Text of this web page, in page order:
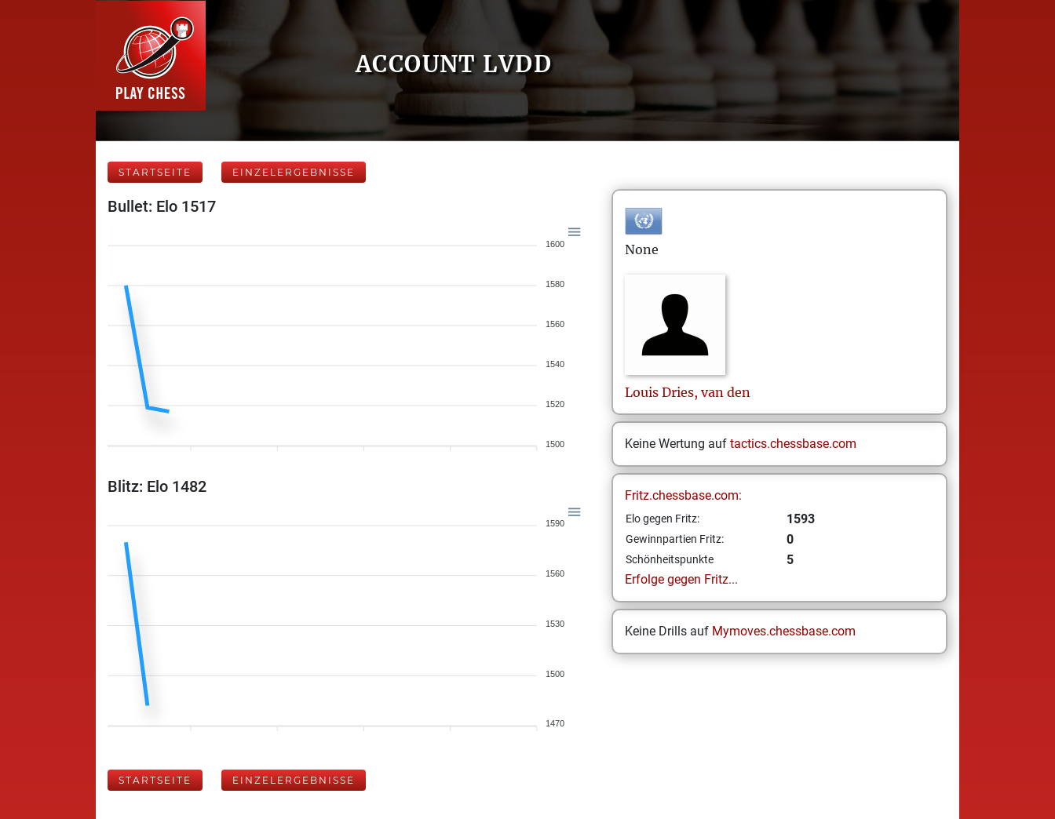
ACCOUNT LVDD
STARTSEITE EINZELERGEBNISSE
Bullet: Elo 1517
1600
1580
1560
1540
1520
1500
Blitz: Elo 1482
1590
1560
1530
1500
1470
None
Louis Dries, van den
Keine Wertung auf tactics.chessbase.com
Fritz.chessbase.com:
Elo gegen Fritz: 1593
Gewinnpartien Fritz: 0
Schönheitspunkte
5
Erfolge gegen Fritz...
Keine Drills auf Mymoves.chessbase.com
STARTSEITE EINZELERGEBNISSE